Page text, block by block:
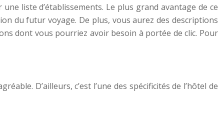
liste d’établissements. Le plus grand avantage de ce
du futur voyage. De plus, vous aurez des descriptions
dont vous pourriez avoir besoin à portée de clic. Pour
D’ailleurs, c’est l’une des spécificités de l’hôtel de